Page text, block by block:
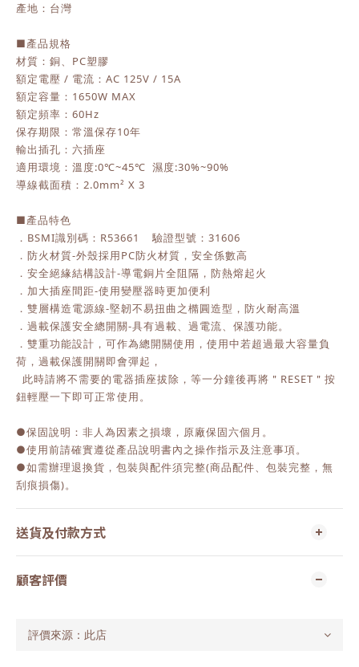
產地：台灣
■產品規格
材質：銅、PC塑膠
額定電壓 / 電流：AC 125V / 15A
額定容量：1650W MAX
額定頻率：60Hz
保存期限：常溫保存10年
輸出插孔：六插座
適用環境：溫度:0℃~45℃ 濕度:30%~90%
導線截面積：2.0mm² X 3
■產品特色
．BSMI識別碼：R53661 驗證型號：31606
．防火材質-外殼採用PC防火材質，安全係數高
．安全絕緣結構設計-導電銅片全阻隔，防熱熔起火
．加大插座間距-使用變壓器時更加便利
．雙層構造電源線-堅韌不易扭曲之橢圓造型，防火耐高溫
．過載保護安全總開關-具有過載、過電流、保護功能。
．雙重功能設計，可作為總開關使用，使用中若超過最大容量負
荷，過載保護開關即會彈起，
此時請將不需要的電器插座拔除，等一分鐘後再將＂RESET＂按
鈕輕壓一下即可正常使用。
●保固說明：非人為因素之損壞，原廠保固六個月。
●使用前請確實遵從產品說明書內之操作指示及注意事項。
●如需辦理退換貨，包裝與配件須完整(商品配件、包裝完整，無
刮痕損傷)。
送貨及付款方式
顧客評價